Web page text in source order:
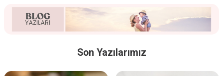
Son Yazılarımız